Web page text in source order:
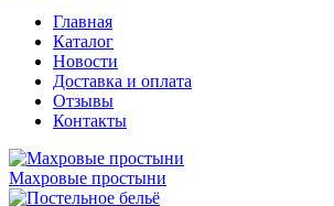
Главная
Каталог
Новости
Доставка и оплата
Отзывы
Контакты
Махровые простыни